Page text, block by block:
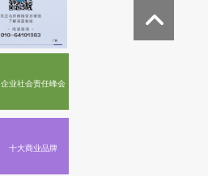
企业社会责任峰会
十大商业品牌